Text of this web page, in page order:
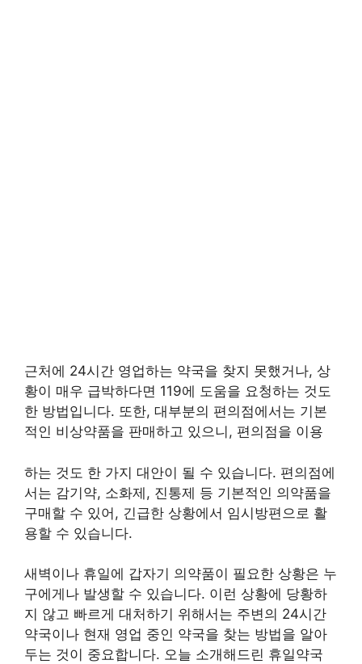
근처에 24시간 영업하는 약국을 찾지 못했거나, 상
황이 매우 급박하다면 119에 도움을 요청하는 것도
한 방법입니다. 또한, 대부분의 편의점에서는 기본
적인 비상약품을 판매하고 있으니, 편의점을 이용
하는 것도 한 가지 대안이 될 수 있습니다. 편의점에
서는 감기약, 소화제, 진통제 등 기본적인 의약품을
구매할 수 있어, 긴급한 상황에서 임시방편으로 활
용할 수 있습니다.
새벽이나 휴일에 갑자기 의약품이 필요한 상황은 누
구에게나 발생할 수 있습니다. 이런 상황에 당황하
지 않고 빠르게 대처하기 위해서는 주변의 24시간
약국이나 현재 영업 중인 약국을 찾는 방법을 알아
두는 것이 중요합니다. 오늘 소개해드린 휴일약국